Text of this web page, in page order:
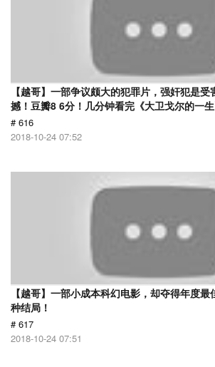
【越哥】一部争议颇大的犯罪片，强奸犯是
撼！豆瓣8 6分！几分钟看完《大卫戈尔的一生
# 616
2018-10-24 07:52
【越哥】一部小成本科幻电影，却夺得年度
种结局！
# 617
2018-10-24 07:51